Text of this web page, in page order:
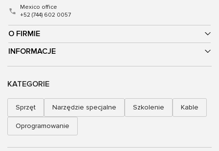
O FIRMIE
INFORMACJE
Mexico office
+52 (744) 602 0057
KATEGORIE
Sprzęt Narzędzie specjalne Szkolenie Kable
Oprogramowanie